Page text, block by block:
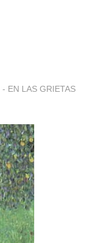
- EN LAS GRIETAS